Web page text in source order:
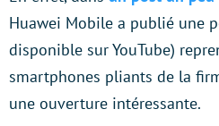
Huawei Mobile a publié une
disponible sur YouTube)
smartphones pliants de la
une ouverture intéressante.